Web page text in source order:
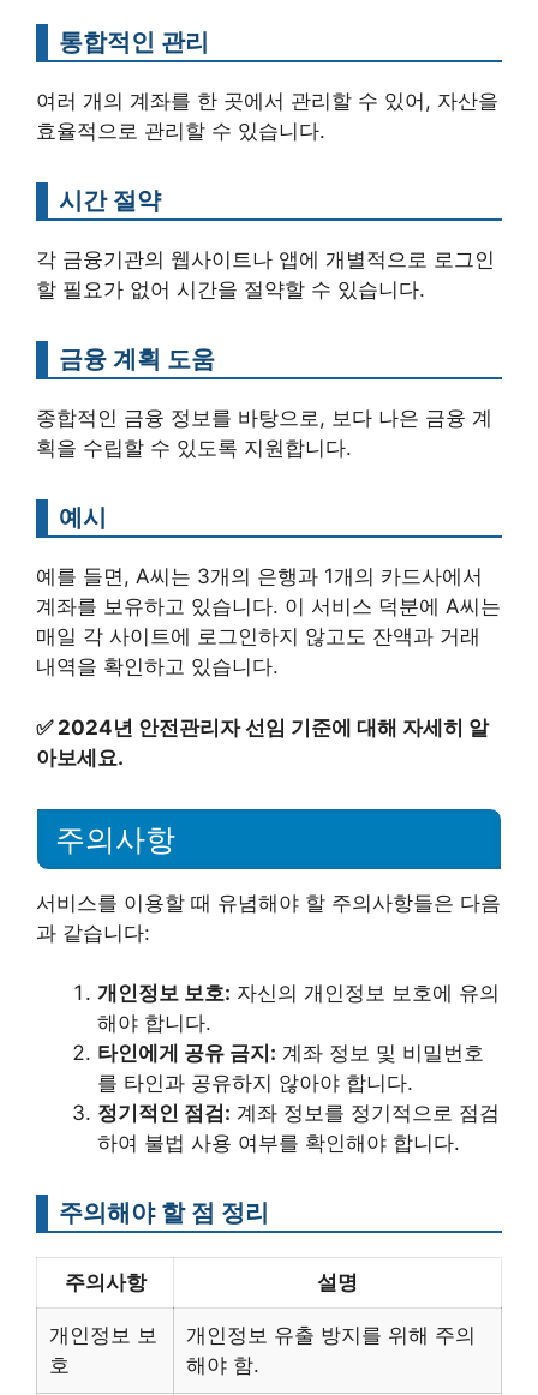
통합적인 관리
여러 개의 계좌를 한 곳에서 관리할 수 있어, 자산을
효율적으로 관리할 수 있습니다.
시간 절약
각 금융기관의 웹사이트나 앱에 개별적으로 로그인
할 필요가 없어 시간을 절약할 수 있습니다.
금융 계획 도움
종합적인 금융 정보를 바탕으로, 보다 나은 금융 계
획을 수립할 수 있도록 지원합니다.
예시
예를 들면, A씨는 3개의 은행과 1개의 카드사에서
계좌를 보유하고 있습니다. 이 서비스 덕분에 A씨는
매일 각 사이트에 로그인하지 않고도 잔액과 거래
내역을 확인하고 있습니다.
✅ 2024년 안전관리자 선임 기준에 대해 자세히 알
아보세요.
주의사항
서비스를 이용할 때 유념해야 할 주의사항들은 다음
과 같습니다:
개인정보 보호: 자신의 개인정보 보호에 유의
해야 합니다.
타인에게 공유 금지: 계좌 정보 및 비밀번호
를 타인과 공유하지 않아야 합니다.
정기적인 점검: 계좌 정보를 정기적으로 점검
하여 불법 사용 여부를 확인해야 합니다.
주의해야 할 점 정리
주의사항 설명
개인정보 보
호
개인정보 유출 방지를 위해 주의
해야 함.